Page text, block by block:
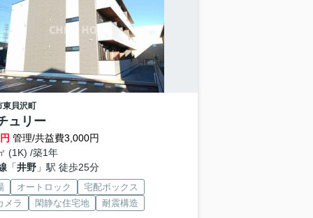
東貝沢町
ュリー
管理/共益費3,000円
(1K) /築1年
「井野」駅 徒歩25分
オートロック
宅配ボックス
メラ
閑静な住宅地 耐震構造